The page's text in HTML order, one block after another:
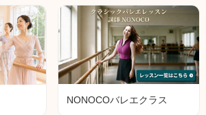
NONOCOバレエクラス